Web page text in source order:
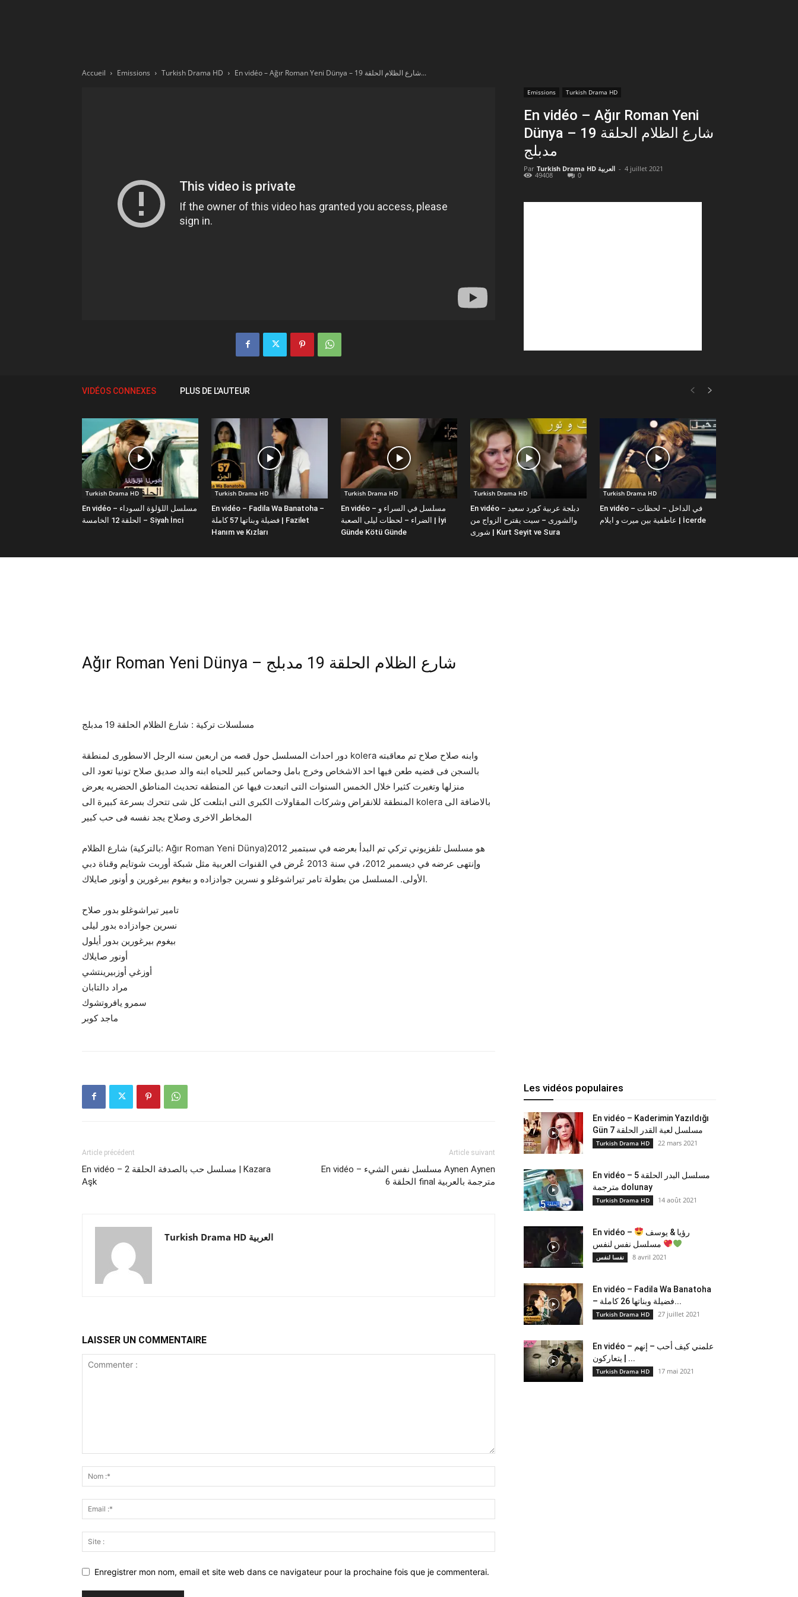
Accueil Emissions Turkish Drama HD En vidéo – Ağır Roman Yeni Dünya – شارع الظلام الحلقة 19...
Emissions Turkish Drama HD
En vidéo – Ağır Roman Yeni
Dünya – شارع الظلام الحلقة 19
مدبلج
Par Turkish Drama HD العربية - 4 juillet 2021
49408 0
VIDÉOS CONNEXES PLUS DE L'AUTEUR
Turkish Drama HD
En vidéo – مسلسل اللؤلؤة السوداء
الحلقة 12 الخامسة – Siyah İnci
Turkish Drama HD
En vidéo – Fadila Wa Banatoha –
فضيلة وبناتها 57 كاملة | Fazilet
Hanım ve Kızları
Turkish Drama HD
En vidéo – مسلسل في السراء و
الضراء – لحظات ليلى الصعبة | İyi
Günde Kötü Günde
Turkish Drama HD
En vidéo – دبلجة عربية كورد سعيد
والشورى – سيت يقترح الزواج من
شورى | Kurt Seyit ve Sura
Turkish Drama HD
En vidéo – في الداخل – لحظات
عاطفية بين ميرت و ايلام | İcerde
Ağır Roman Yeni Dünya – شارع الظلام الحلقة 19 مدبلج
مسلسلات تركية : شارع الظلام الحلقة 19 مدبلج
دور احداث المسلسل حول قصه من اربعين سنه الرجل الاسطورى لمنطقة kolera وابنه صلاح صلاح تم معاقبته
بالسجن فى قضيه طعن فيها احد الاشخاص وخرج بامل وحماس كبير للحياه ابنه والد صديق صلاح تونيا تعود الى
منزلها وتغيرت كثيرا خلال الخمس السنوات التى اتبعدت فيها عن المنطقه تحديث المناطق الحضريه يعرض
المنطقة للانقراض وشركات المقاولات الكبرى التى ابتلعت كل شى تتحرك بسرعة كبيرة الى kolera بالاضافة الى
المخاطر الاخرى وصلاح يجد نفسه فى حب كبير
شارع الظلام (بالتركية: Ağır Roman Yeni Dünya)‏ هو مسلسل تلفزيوني تركي تم البدأ بعرضه في سبتمبر 2012
وإنتهى عرضه في ديسمبر 2012، في سنة 2013 عُرض في القنوات العربية مثل شبكة أوربت شوتايم وقناة دبي
الأولى. المسلسل من بطولة تامر تيراشوغلو و نسرين جوادزاده و بيغوم بيرغورين و أونور صايلاك.
تامير تيراشوغلو بدور صلاح
نسرين جوادزاده بدور ليلى
بيغوم بيرغورين بدور أيلول
أونور صايلاك
أوزغي أوزبيرينتشي
مراد دالتابان
سمرو يافروتشوك
ماجد كوبر
Article précédent
En vidéo – مسلسل حب بالصدفة الحلقة 2 | Kazara
Aşk
Article suivant
En vidéo – مسلسل نفس الشيء Aynen Aynen
الحلقة 6 final مترجمة بالعربية
Turkish Drama HD العربية
LAISSER UN COMMENTAIRE
Enregistrer mon nom, email et site web dans ce navigateur pour la prochaine fois que je commenterai.
Les vidéos populaires
En vidéo – Kaderimin Yazıldığı
Gün مسلسل لعبة القدر الحلقة 7
Turkish Drama HD 22 mars 2021
En vidéo – مسلسل البدر الحلقة 5
مترجمة dolunay
Turkish Drama HD 14 août 2021
En vidéo –
نفسا لنفس 8 avril 2021
En vidéo – Fadila Wa Banatoha
– فضيلة وبناتها 26 كاملة...
Turkish Drama HD 27 juillet 2021
En vidéo – علمني كيف أحب – إنهم
يتعاركون ​| ...
Turkish Drama HD 17 mai 2021